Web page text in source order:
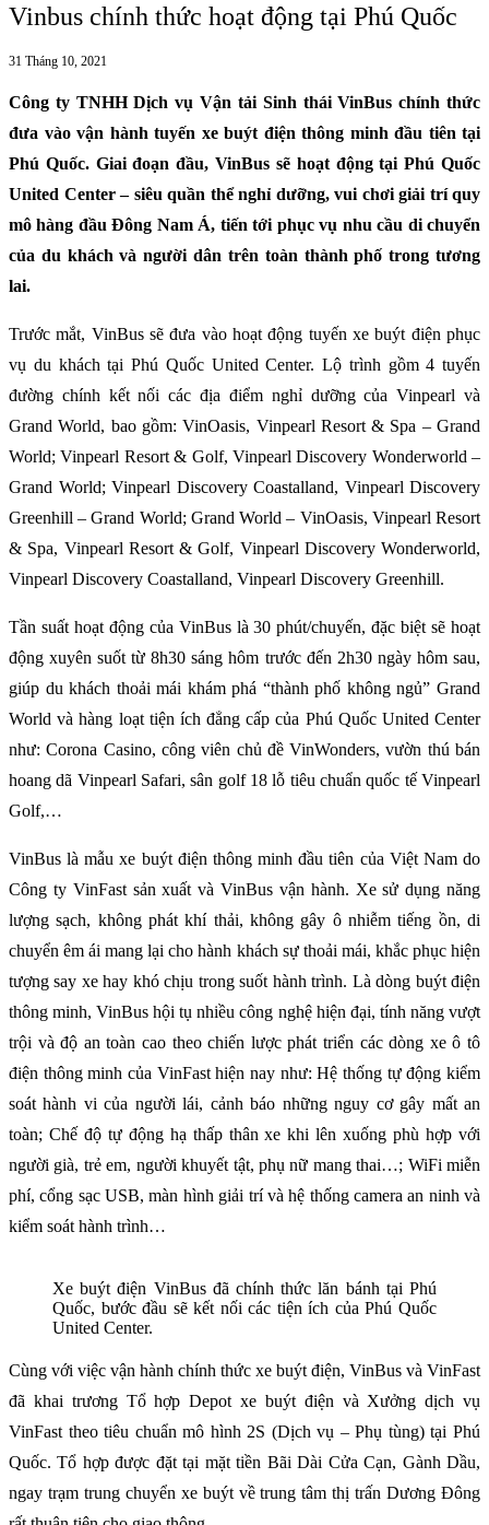
Vinbus chính thức hoạt động tại Phú Quốc
31 Tháng 10, 2021
Công ty TNHH Dịch vụ Vận tải Sinh thái VinBus chính thức
đưa vào vận hành tuyến xe buýt điện thông minh đầu tiên tại
Phú Quốc. Giai đoạn đầu, VinBus sẽ hoạt động tại Phú Quốc
United Center – siêu quần thể nghỉ dưỡng, vui chơi giải trí quy
mô hàng đầu Đông Nam Á, tiến tới phục vụ nhu cầu di chuyển
của du khách và người dân trên toàn thành phố trong tương
lai.
Trước mắt, VinBus sẽ đưa vào hoạt động tuyến xe buýt điện phục
vụ du khách tại Phú Quốc United Center. Lộ trình gồm 4 tuyến
đường chính kết nối các địa điểm nghỉ dưỡng của Vinpearl và
Grand World, bao gồm: VinOasis, Vinpearl Resort & Spa – Grand
World; Vinpearl Resort & Golf, Vinpearl Discovery Wonderworld –
Grand World; Vinpearl Discovery Coastalland, Vinpearl Discovery
Greenhill – Grand World; Grand World – VinOasis, Vinpearl Resort
& Spa, Vinpearl Resort & Golf, Vinpearl Discovery Wonderworld,
Vinpearl Discovery Coastalland, Vinpearl Discovery Greenhill.
Tần suất hoạt động của VinBus là 30 phút/chuyến, đặc biệt sẽ hoạt
động xuyên suốt từ 8h30 sáng hôm trước đến 2h30 ngày hôm sau,
giúp du khách thoải mái khám phá “thành phố không ngủ” Grand
World và hàng loạt tiện ích đẳng cấp của Phú Quốc United Center
như: Corona Casino, công viên chủ đề VinWonders, vườn thú bán
hoang dã Vinpearl Safari, sân golf 18 lỗ tiêu chuẩn quốc tế Vinpearl
Golf,…
VinBus là mẫu xe buýt điện thông minh đầu tiên của Việt Nam do
Công ty VinFast sản xuất và VinBus vận hành. Xe sử dụng năng
lượng sạch, không phát khí thải, không gây ô nhiễm tiếng ồn, di
chuyển êm ái mang lại cho hành khách sự thoải mái, khắc phục hiện
tượng say xe hay khó chịu trong suốt hành trình. Là dòng buýt điện
thông minh, VinBus hội tụ nhiều công nghệ hiện đại, tính năng vượt
trội và độ an toàn cao theo chiến lược phát triển các dòng xe ô tô
điện thông minh của VinFast hiện nay như: Hệ thống tự động kiểm
soát hành vi của người lái, cảnh báo những nguy cơ gây mất an
toàn; Chế độ tự động hạ thấp thân xe khi lên xuống phù hợp với
người già, trẻ em, người khuyết tật, phụ nữ mang thai…; WiFi miễn
phí, cổng sạc USB, màn hình giải trí và hệ thống camera an ninh và
kiểm soát hành trình…
Xe buýt điện VinBus đã chính thức lăn bánh tại Phú
Quốc, bước đầu sẽ kết nối các tiện ích của Phú Quốc
United Center.
Cùng với việc vận hành chính thức xe buýt điện, VinBus và VinFast
đã khai trương Tổ hợp Depot xe buýt điện và Xưởng dịch vụ
VinFast theo tiêu chuẩn mô hình 2S (Dịch vụ – Phụ tùng) tại Phú
Quốc. Tổ hợp được đặt tại mặt tiền Bãi Dài Cửa Cạn, Gành Dầu,
ngay trạm trung chuyển xe buýt về trung tâm thị trấn Dương Đông